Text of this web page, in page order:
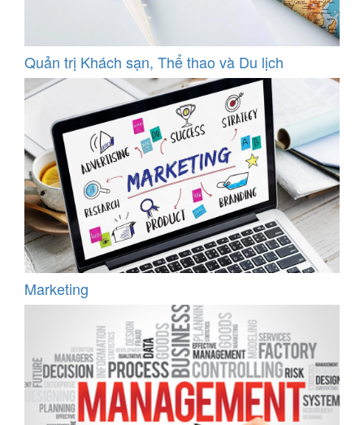
Quản trị Khách sạn, Thể thao và Du lịch
Marketing